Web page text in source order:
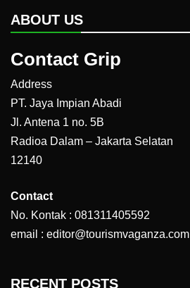
ABOUT US
Contact Grip
Address
PT. Jaya Impian Abadi
Jl. Antena 1 no. 5B
Radioa Dalam – Jakarta Selatan
12140
Contact
No. Kontak : 081311405592
email : editor@tourismvaganza.com
RECENT POSTS